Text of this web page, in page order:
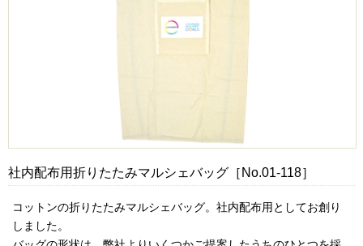
社内配布用折りたたみマルシェバッグ［No.01-118］
コットンの折りたたみマルシェバッグ。社内配布用としてお創り
しました。